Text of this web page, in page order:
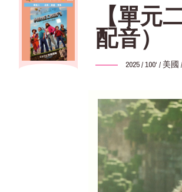
【單元
配音）
2025 / 100‘ / 美